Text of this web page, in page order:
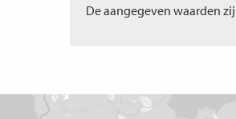
De aangegeven waarden